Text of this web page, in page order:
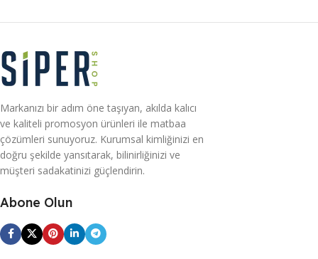
Markanızı bir adım öne taşıyan, akılda kalıcı
ve kaliteli promosyon ürünleri ile matbaa
çözümleri sunuyoruz. Kurumsal kimliğinizi en
doğru şekilde yansıtarak, bilinirliğinizi ve
müşteri sadakatinizi güçlendirin.
Abone Olun